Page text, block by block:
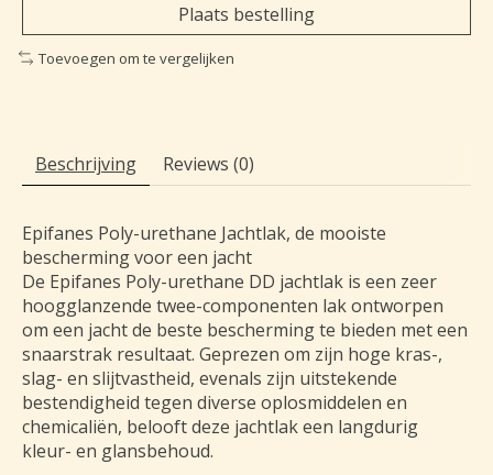
Plaats bestelling
Toevoegen om te vergelijken
Beschrijving Reviews (0)
Epifanes Poly-urethane Jachtlak, de mooiste
bescherming voor een jacht
De Epifanes Poly-urethane DD jachtlak is een zeer
hoogglanzende twee-componenten lak ontworpen
om een jacht de beste bescherming te bieden met een
snaarstrak resultaat. Geprezen om zijn hoge kras-,
slag- en slijtvastheid, evenals zijn uitstekende
bestendigheid tegen diverse oplosmiddelen en
chemicaliën, belooft deze jachtlak een langdurig
kleur- en glansbehoud.